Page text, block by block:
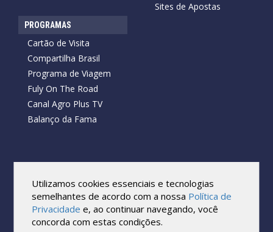
Sites de Apostas
PROGRAMAS
Cartão de Visita
Compartilha Brasil
Programa de Viagem
Fuly On The Road
Canal Agro Plus TV
Balanço da Fama
Todos os direitos reservados.
Reprodução no todo ou em parte sob qualquer forma ou meio,
sem expressa autorização por escrito do Cartão de Visita, é
proibida.
As marcas e imagens utilizadas no projeto são os direitos autorais
Utilizamos cookies essenciais e tecnologias
semelhantes de acordo com a nossa Política de
Privacidade e, ao continuar navegando, você
concorda com estas condições.